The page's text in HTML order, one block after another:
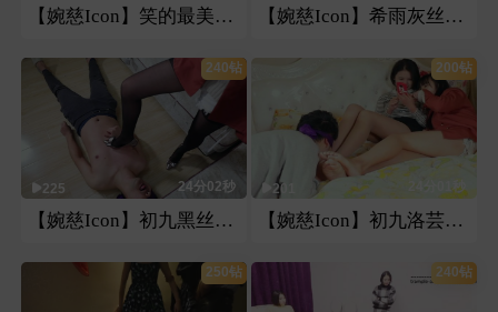
【婉慈Icon】笑的最美宅七踢踹坐 【婉慈Icon】希雨灰丝高跟pov第一视角
240钻
225 24分02秒
【婉慈Icon】初九黑丝恋足
200钻
201 24分01秒
【婉慈Icon】初九洛芸无意识舔脚
250钻 240钻